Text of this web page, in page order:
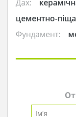
Дах:
цементно-
Фундамент: